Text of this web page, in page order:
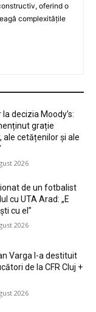
oferind o
complexitățile
decizia Moody’s:
grație
cetățenilor și ale
2026
de un fotbalist
cu UTA Arad: „E
cu el”
2026
Varga l-a destituit
de la CFR Cluj +
2026